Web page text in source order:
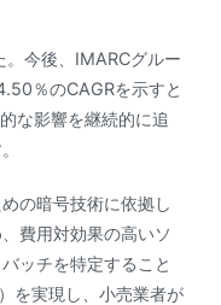
今後、IMARCグルー
％のCAGRを示すと
な影響を継続的に追
の暗号技術に依拠し
費用対効果の高いソ
ッチを特定すること
を実現し、小売業者が